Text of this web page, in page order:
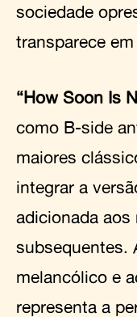
sociedade
transparece
“How Soon Is
como B-side
maiores
integrar a
adicionada aos
subsequentes.
melancólico e
representa a